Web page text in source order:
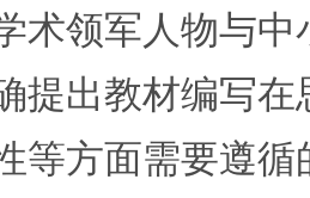
术领军人物与
提出教材编写
等方面需要遵